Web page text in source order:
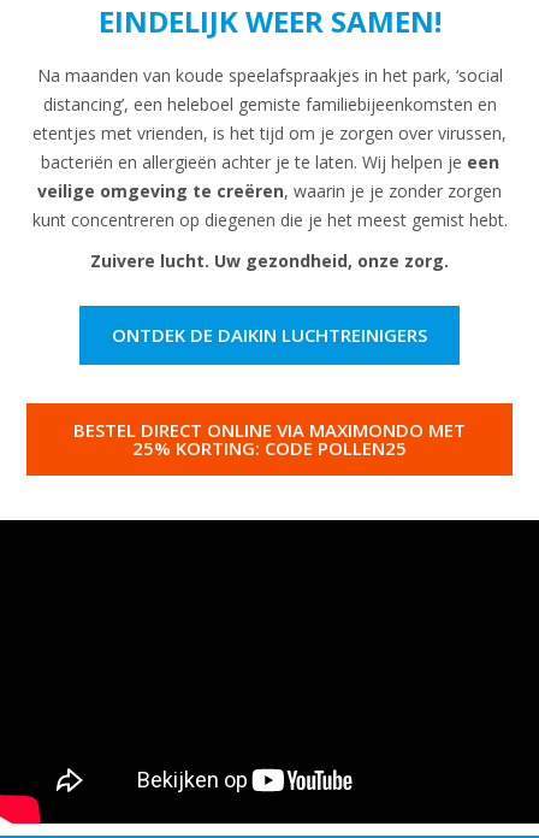
EINDELIJK WEER SAMEN!
Na maanden van koude speelafspraakjes in het park, ‘social
distancing’, een heleboel gemiste familiebijeenkomsten en
etentjes met vrienden, is het tijd om je zorgen over virussen,
bacteriën en allergieën achter je te laten. Wij helpen je een
veilige omgeving te creëren, waarin je je zonder zorgen
kunt concentreren op diegenen die je het meest gemist hebt.
Zuivere lucht. Uw gezondheid, onze zorg.
ONTDEK DE DAIKIN LUCHTREINIGERS
BESTEL DIRECT ONLINE VIA MAXIMONDO MET
25% KORTING: CODE POLLEN25